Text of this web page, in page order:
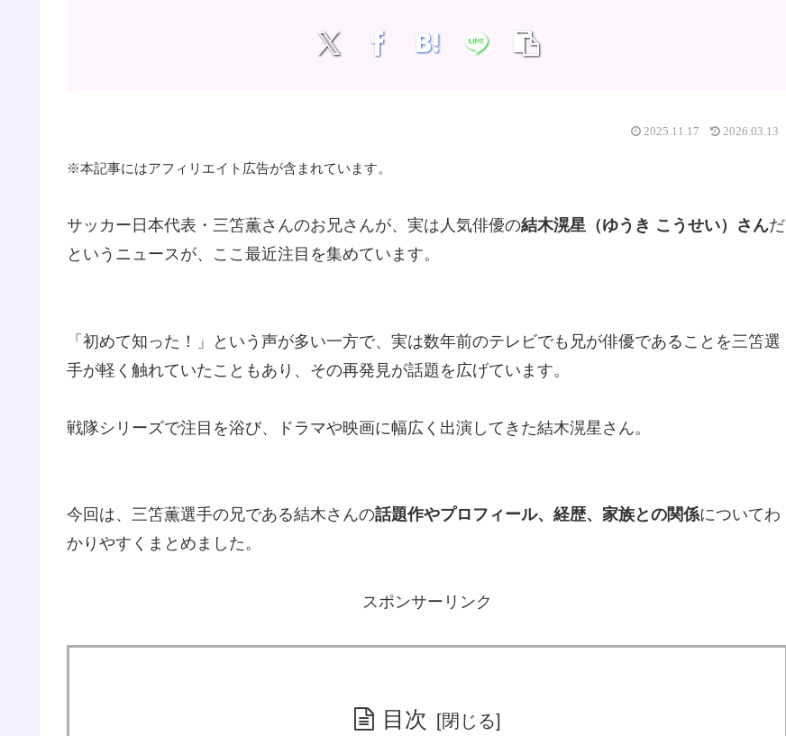
2025.11.17 2026.03.13
※本記事にはアフィリエイト広告が含まれています。
サッカー日本代表・三笘薫さんのお兄さんが、実は人気俳優の結木滉星（ゆうき こうせい）さんだ
というニュースが、ここ最近注目を集めています。
「初めて知った！」という声が多い一方で、実は数年前のテレビでも兄が俳優であることを三笘選
手が軽く触れていたこともあり、その再発見が話題を広げています。
戦隊シリーズで注目を浴び、ドラマや映画に幅広く出演してきた結木滉星さん。
今回は、三笘薫選手の兄である結木さんの話題作やプロフィール、経歴、家族との関係についてわ
かりやすくまとめました。
スポンサーリンク
目次